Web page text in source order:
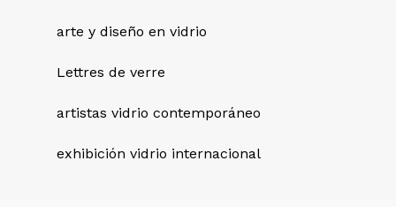
arte y diseño en vidrio
Lettres de verre
artistas vidrio contemporáneo
exhibición vidrio internacional